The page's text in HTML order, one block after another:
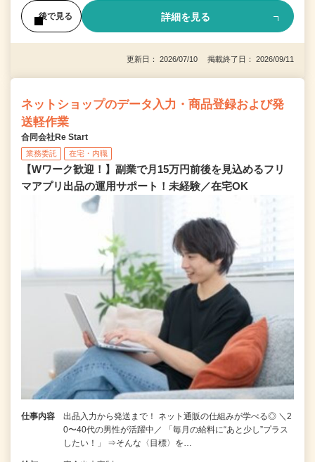
後で見る 詳細を見る
更新日： 2026/07/10 掲載終了日： 2026/09/11
ネットショップのデータ入力・商品登録および発
送軽作業
合同会社Re Start
業務委託 在宅・内職
【Wワーク歓迎！】副業で月15万円前後を見込めるフリ
マアプリ出品の運用サポート！未経験／在宅OK
仕事内容
出品入力から発送まで！ ネット通販の仕組みが学べる◎ ＼2
0〜40代の男性が活躍中／ 「毎月の給料に“あと少し”プラス
したい！」 ⇒そんな〈目標〉を…